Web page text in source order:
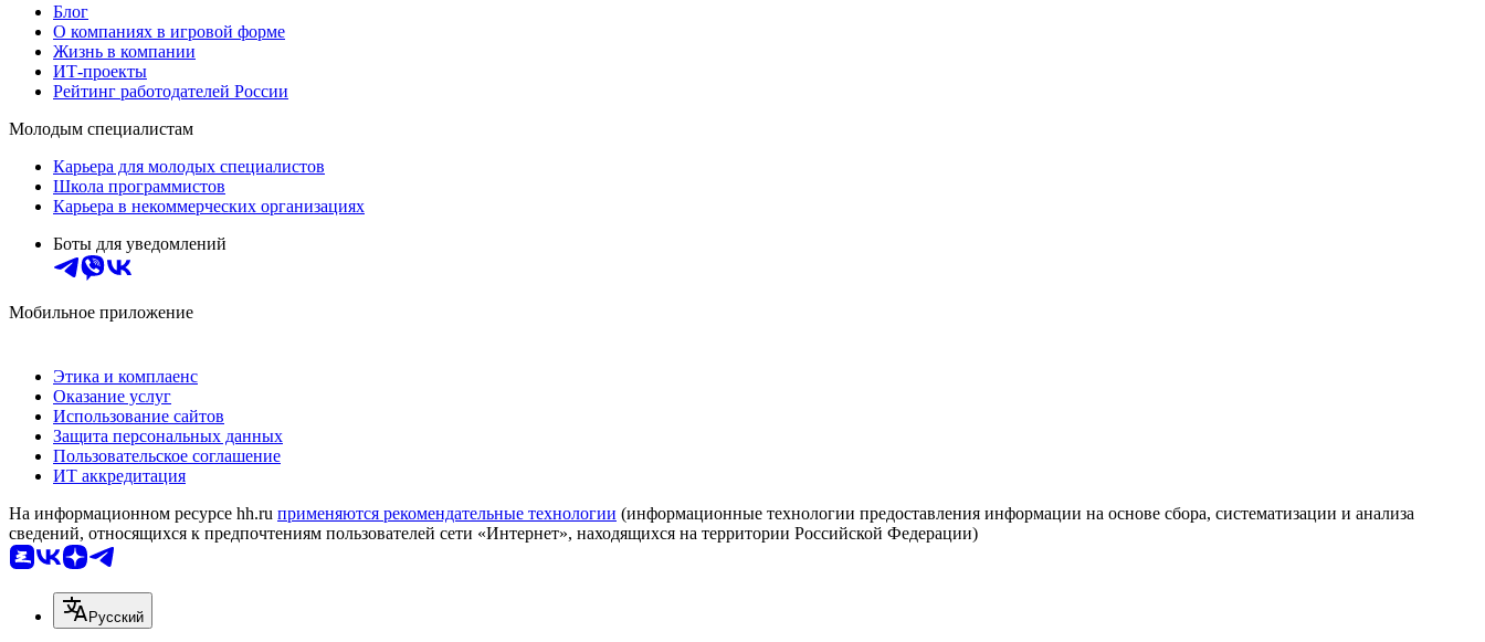
Блог
О компаниях в игровой форме
Жизнь в компании
ИТ-проекты
Рейтинг работодателей России
Молодым специалистам
Карьера для молодых специалистов
Школа программистов
Карьера в некоммерческих организациях
Боты для уведомлений
Мобильное приложение
Этика и комплаенс
Оказание услуг
Использование сайтов
Защита персональных данных
Пользовательское соглашение
ИТ аккредитация
На информационном ресурсе hh.ru применяются рекомендательные технологии (информационные технологии предоставления информации на основе сбора, систематизации и анализа
сведений, относящихся к предпочтениям пользователей сети «Интернет», находящихся на территории Российской Федерации)
Русский